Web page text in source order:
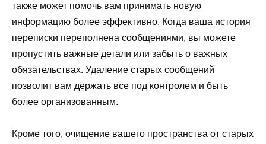
также может помочь вам принимать новую
информацию более эффективно. Когда ваша история
переписки переполнена сообщениями, вы можете
пропустить важные детали или забыть о важных
обязательствах. Удаление старых сообщений
позволит вам держать все под контролем и быть
более организованным.
Кроме того, очищение вашего пространства от старых